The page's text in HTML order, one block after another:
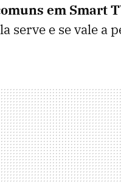
em Smart
serve e se vale a